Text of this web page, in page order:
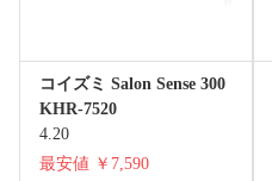
コイズミ Salon Sense 300
KHR-7520
4.20
最安値 ￥7,590